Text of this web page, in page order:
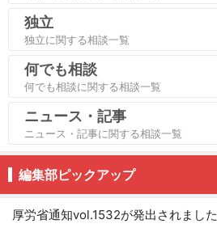
独立
独立に関する相談一覧
何でも相談
何でも相談に関する相談一覧
ニュース・記事
ニュース・記事に関する相談一覧
編集部ピックアップ
厚労省通知vol.1532が発出されました